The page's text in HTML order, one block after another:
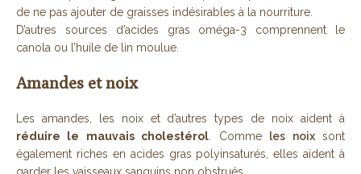
de ne pas ajouter de graisses indésirables à la nourriture.
D’autres sources d’acides gras oméga-3 comprennent le
canola ou l’huile de lin moulue.
Amandes et noix
Les amandes, les noix et d’autres types de noix aident à
réduire le mauvais cholestérol . Comme les noixsont
également riches en acides gras polyinsaturés, elles aident à